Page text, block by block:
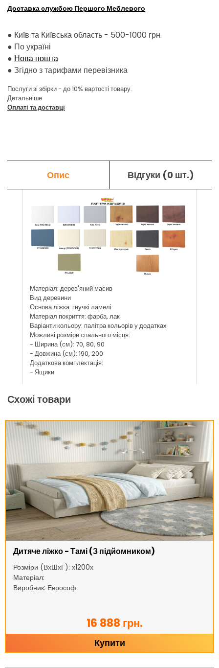
Доставка службою Першого Меблевого
● Київ та Київська область - 500-1000 грн.
● По україні
● Нова пошта
● Згідно з тарифами перевізника
Послуги зі збірки - до 10% вартості товару.
Детальніше
Оплаті та доставці
Опис Відгуки (0 шт.)
Матеріал: дерев'яний масив
Вид деревини
Основа ліжка: гнучкі ламелі
Матеріал покриття: фарба, лак
Варіанти кольору: палітра кольорів у додатках
Можливі розміри спального місця:
- Ширина (см): 70, 80, 90
- Довжина (см): 190, 200
Додаткова комплектація:
- Ящики
Схожі товари
Дитяче ліжко - Тамі (З підйомником)
Розміри (ВхШхГ): х1200х
Матеріал:
Виробник: Еврософ
16 888 грн.
Купити